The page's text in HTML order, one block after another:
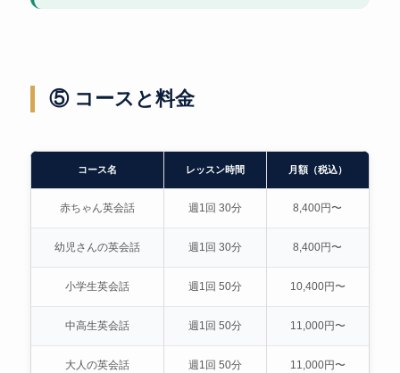
⑤ コースと料金
コース名 レッスン時間 月額（税込）
赤ちゃん英会話 週1回 30分 8,400円〜
幼児さんの英会話 週1回 30分 8,400円〜
小学生英会話 週1回 50分 10,400円〜
中高生英会話 週1回 50分 11,000円〜
大人の英会話 週1回 50分 11,000円〜